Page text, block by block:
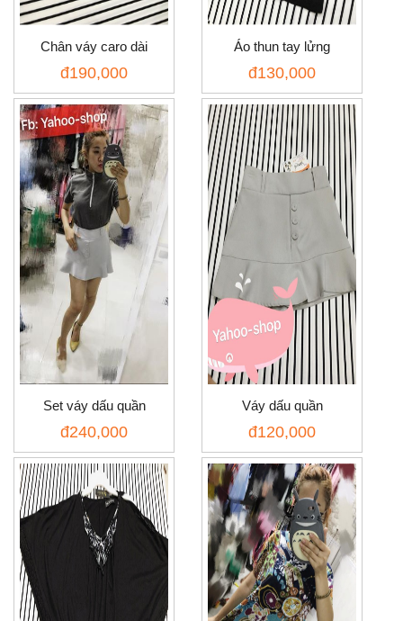
Chân váy caro dài
đ190,000
Áo thun tay lửng
đ130,000
Set váy dấu quần
đ240,000
Váy dấu quần
đ120,000